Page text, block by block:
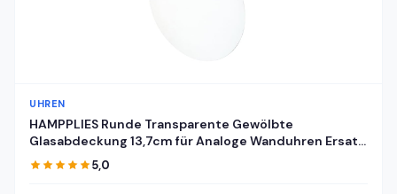
UHREN
HAMPPLIES Runde Transparente Gewölbte
Glasabdeckung 13,7cm für Analoge Wanduhren Ersatz
Uhrglas Selbstgemacht Abdeckung für Mechanische
Wanduhrzifferblätter
5,0